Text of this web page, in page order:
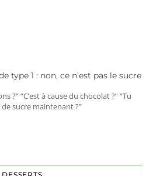
type 1 : non, ce n’est pas le sucre
?” “C’est à cause du chocolat ?” “Tu
sucre maintenant ?”